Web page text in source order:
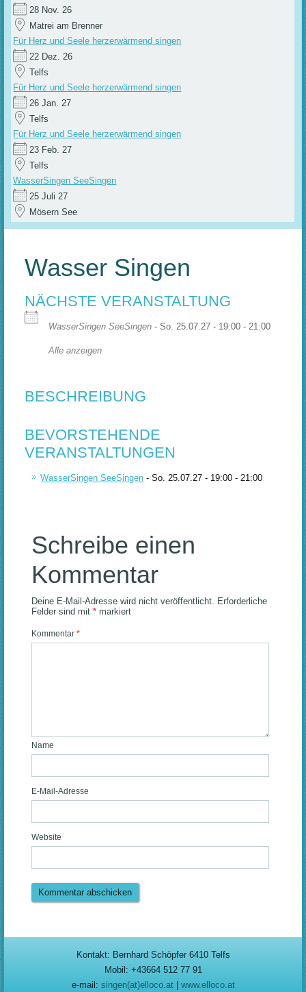
28 Nov. 26
Matrei am Brenner
Für Herz und Seele herzerwärmend singen
22 Dez. 26
Telfs
Für Herz und Seele herzerwärmend singen
26 Jan. 27
Telfs
Für Herz und Seele herzerwärmend singen
23 Feb. 27
Telfs
WasserSingen SeeSingen
25 Juli 27
Mösern See
Wasser Singen
NÄCHSTE VERANSTALTUNG
WasserSingen SeeSingen - So. 25.07.27 - 19:00 - 21:00
Alle anzeigen
BESCHREIBUNG
BEVORSTEHENDE
VERANSTALTUNGEN
WasserSingen SeeSingen - So. 25.07.27 - 19:00 - 21:00
Schreibe einen
Kommentar
Deine E-Mail-Adresse wird nicht veröffentlicht. Erforderliche
Felder sind mit* markiert
Kommentar*
Name
E-Mail-Adresse
Website
Kontakt: Bernhard Schöpfer 6410 Telfs
Mobil: +43664 512 77 91
e-mail: singen(at)elloco.at| www.elloco.at